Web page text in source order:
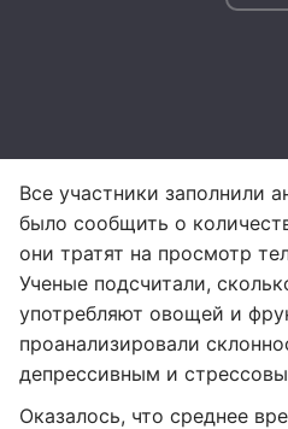
Все участники заполнили
было сообщить о
они тратят на просмотр
Ученые подсчитали,
употребляют овощей и
проанализировали
депрессивным и
Оказалось, что среднее